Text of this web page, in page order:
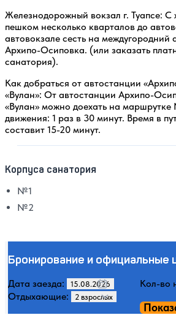
Железнодорожный вокзал г. Туапсе:
пешком несколько кварталов до
автовокзале сесть на междугородний
Архипо-Осиповка. (или заказать
санатория).
Как добраться от автостанции
«Вулан»: От автостанции Архипо-
«Вулан» можно доехать на
движения: 1 раз в 30 минут. Время в
составит 15-20 минут.
Корпуса санатория
№1
№2
Бронирование и официальные
Дата заезда:
Кол-во
Отдыхающие: